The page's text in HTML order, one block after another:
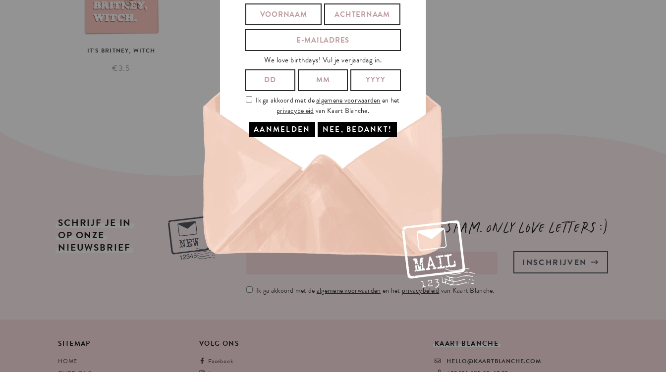
IT'S BRITNEY, WITCH
€3.5
HAPPY HALLOWEEN
€3.5
SCHRIJF JE IN
OP ONZE
NIEUWSBRIEF
No spam. Only love letters :)
Ik ga akkoord met dealgemene voorwaarden en het privacybeleid van Kaart Blanche.
INSCHRIJVEN
SITEMAP
HOME
VOLG ONS
Facebook
KAART BLANCHE
HELLO@KAARTBLANCHE.COM
We love birthdays! Vul je verjaardag in.
Ik ga akkoord met dealgemene voorwaarden en het
privacybeleid van Kaart Blanche.